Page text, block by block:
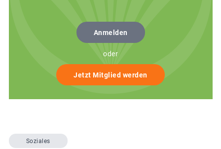
Anmelden
oder
Jetzt Mitglied werden
Soziales